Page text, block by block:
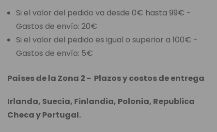
Si el valor del pedido va desde 0€ hasta 99€ -
Gastos de envío: 20€
Si el valor del pedido es igual o superior a 100€ -
Gastos de envío: 5€
Países de la Zona 2 - Plazos y costos de entrega
Irlanda, Suecia, Finlandia, Polonia, Republica
Checa y Portugal.